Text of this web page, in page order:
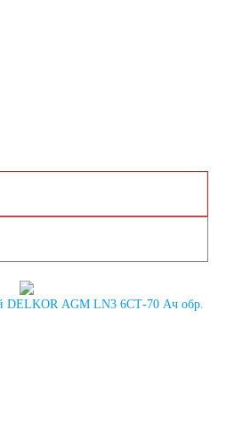
DELKOR AGM LN3 6СТ-70 Ач обр.